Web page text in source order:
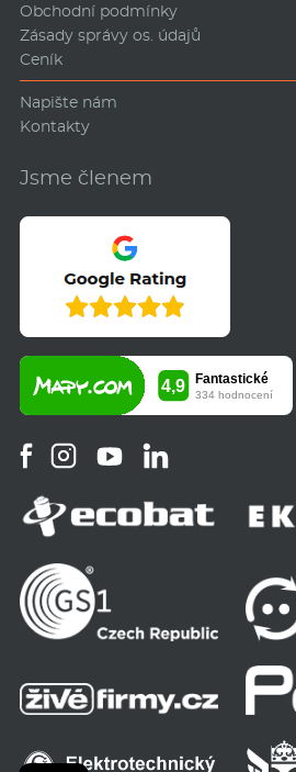
Obchodní podmínky
Zásady správy os. údajů
Ceník
Napište nám
Kontakty
Jsme členem